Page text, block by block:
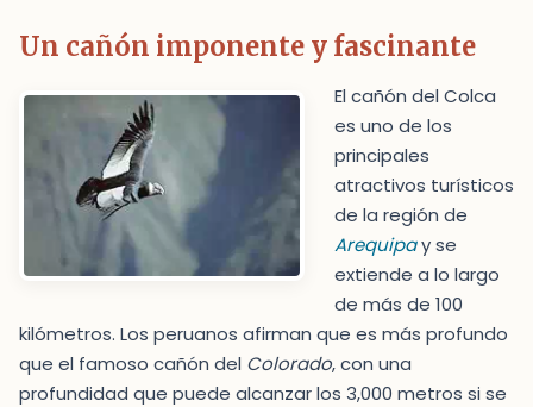
Un cañón imponente y fascinante
El cañón del Colca
es uno de los
principales
atractivos turísticos
de la región de
Arequipay se
extiende a lo largo
de más de 100
kilómetros. Los peruanos afirman que es más profundo
que el famoso cañón del Colorado, con una
profundidad que puede alcanzar los 3,000 metros si se